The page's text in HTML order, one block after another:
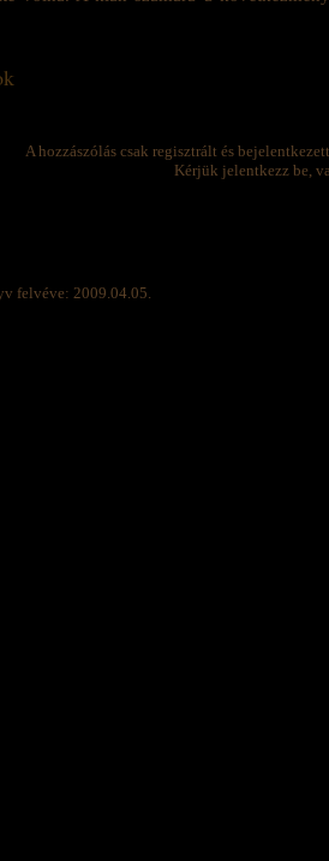
A hozzászólás csak regisztrált és
Kérjük jelentkezz be,
felvéve: 2009.04.05.